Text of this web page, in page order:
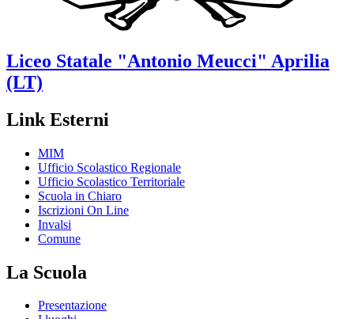
Liceo Statale "Antonio Meucci" Aprilia
(LT)
Link Esterni
MIM
Ufficio Scolastico Regionale
Ufficio Scolastico Territoriale
Scuola in Chiaro
Iscrizioni On Line
Invalsi
Comune
La Scuola
Presentazione